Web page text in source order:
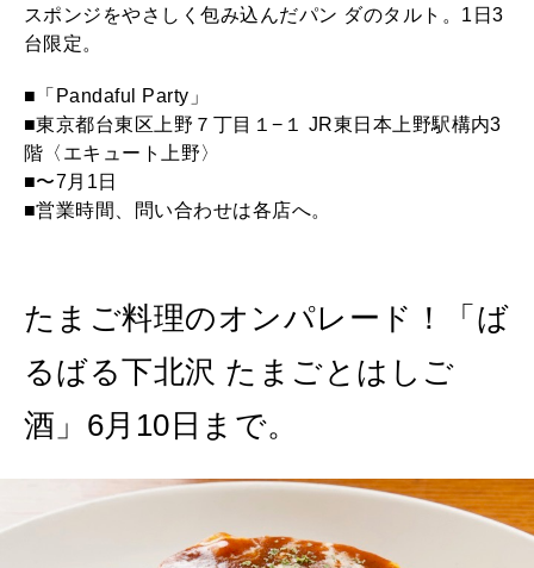
スポンジをやさしく包み込んだパン ダのタルト。1日3
台限定。
■「Pandaful Party」
■東京都台東区上野７丁目１−１ JR東日本上野駅構内3
階〈エキュート上野〉
■〜7月1日
■営業時間、問い合わせは各店へ。
たまご料理のオンパレード！「ば
るばる下北沢 たまごとはしご
酒」6月10日まで。